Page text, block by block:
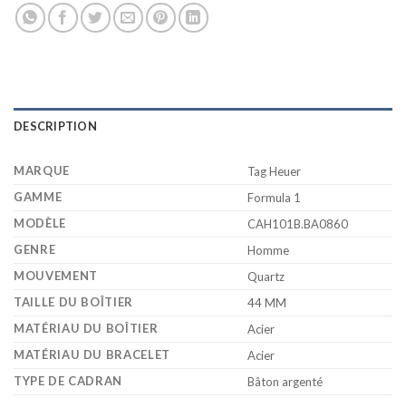
DESCRIPTION
MARQUE
Tag Heuer
GAMME
Formula 1
MODÈLE
CAH101B.BA0860
GENRE
Homme
MOUVEMENT
Quartz
TAILLE DU BOÎTIER
44 MM
MATÉRIAU DU BOÎTIER
Acier
MATÉRIAU DU BRACELET
Acier
TYPE DE CADRAN
Bâton argenté